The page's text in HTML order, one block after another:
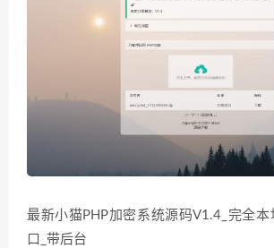
最新小猫PHP加密系统源码V1.4_完全
口_带后台